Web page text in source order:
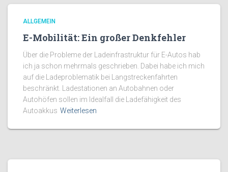
ALLGEMEIN
E-Mobilität: Ein großer Denkfehler
Über die Probleme der Ladeinfrastruktur für E-Autos hab
ich ja schon mehrmals geschrieben. Dabei habe ich mich
auf die Ladeproblematik bei Langstreckenfahrten
beschränkt. Ladestationen an Autobahnen oder
Autohöfen sollen im Idealfall die Ladefähigkeit des
Autoakkus Weiterlesen